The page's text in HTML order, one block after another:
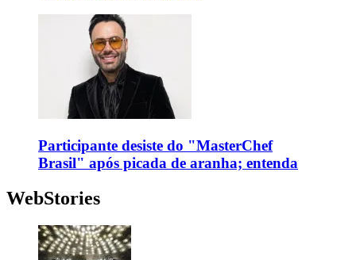
Participante desiste do "MasterChef
Brasil" após picada de aranha; entenda
WebStories